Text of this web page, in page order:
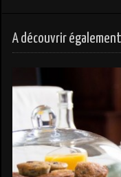
A découvrir